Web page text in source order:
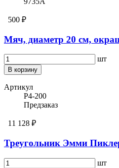
500 ₽
Мяч, диаметр 20 см,
шт
В корзину
Артикул
Р4-200
Предзаказ
11 128 ₽
Треугольник Эмми
шт